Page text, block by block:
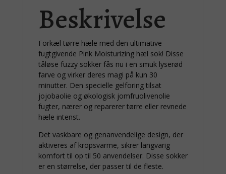
Beskrivelse
Forkæl tørre hæle med den ultimative
fugtgivende Pink Moisturizing hæl sok! Disse
tåløse fuzzy sokker fås nu i en smuk lyserød
farve og virker deres magi på kun 30
minutter. Den specielle gelforing tilsat
jojobaolie og økologisk jomfruolivenolie
fugter, nærer og reparerer tørre eller revnede
hæle intenst.
Det vaskbare og genanvendelige design, der
aktiveres af kropsvarme, sikrer langvarig
komfort til op til 50 anvendelser. Disse sokker
er en størrelse, der passer til de fleste.